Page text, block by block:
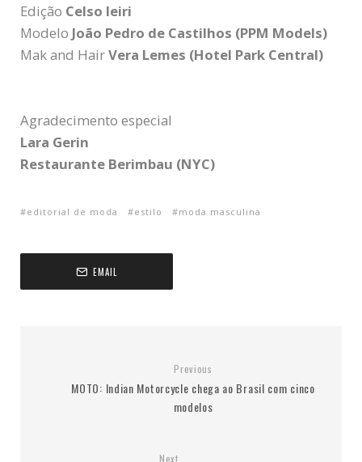
Edição Celso Ieiri
Modelo João Pedro de Castilhos (PPM Models)
Mak and HairVera Lemes (Hotel Park Central)
Agradecimento especial
Lara Gerin
Restaurante Berimbau (NYC)
editorial de moda estilo moda masculina
EMAIL
Previous
MOTO: Indian Motorcycle chega ao Brasil com cinco
modelos
Next